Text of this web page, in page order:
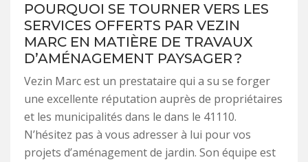
POURQUOI SE TOURNER VERS LES
SERVICES OFFERTS PAR VEZIN
MARC EN MATIÈRE DE TRAVAUX
D’AMÉNAGEMENT PAYSAGER ?
Vezin Marc est un prestataire qui a su se forger
une excellente réputation auprès de propriétaires
et les municipalités dans le dans le 41110.
N’hésitez pas à vous adresser à lui pour vos
projets d’aménagement de jardin. Son équipe est